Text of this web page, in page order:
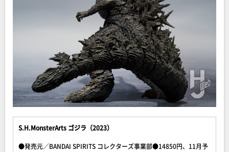
S.H.MonsterArts ゴジラ（2023）
●発売元／BANDAI SPIRITS コレクターズ事業部●14850円、11月予